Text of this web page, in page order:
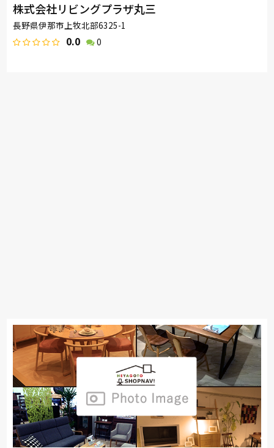
株式会社リビングプラザ丸三
長野県伊那市上牧北部6325-1
0.0 0